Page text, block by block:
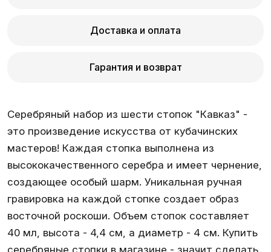
Доставка и оплата
Гарантия и возврат
Серебряный набор из шести стопок "Кавказ" -
это произведение искусства от кубачинских
мастеров! Каждая стопка выполнена из
высококачественного серебра и имеет чернение,
создающее особый шарм. Уникальная ручная
гравировка на каждой стопке создает образ
восточной роскоши. Объем стопок составляет
40 мл, высота - 4,4 см, а диаметр - 4 см. Купить
серебряные стопки в магазине - значит сделать